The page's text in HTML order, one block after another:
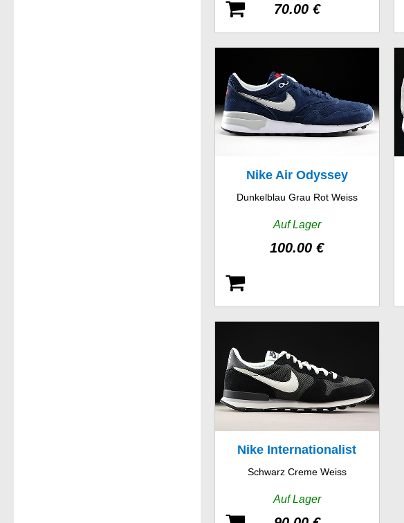
70.00 €
Nike Air Odyssey
Leather
Dunkelblau Grau Rot Weiss
Auf Lager
100.00 €
Nike Internationalist
Schwarz Creme Weiss
Auf Lager